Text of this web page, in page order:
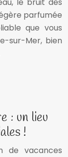
le bruit des
parfumée
que vous
sur-Mer, bien
: un lieu
!
de vacances